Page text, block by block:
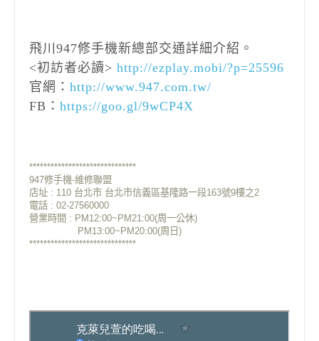
飛川947修手機新總部交通詳細介紹。
<初訪者必讀> http://ezplay.mobi/?p=25596
官網： http://www.947.com.tw/
FB： https://goo.gl/9wCP4X
******************************
947修手機-維修聯盟
店址 : 110 台北市 台北市信義區基隆路一段163號9樓之2
電話 : 02-27560000
營業時間 : PM12:00~PM21:00(周一公休)
PM13:00~PM20:00(周日)
******************************